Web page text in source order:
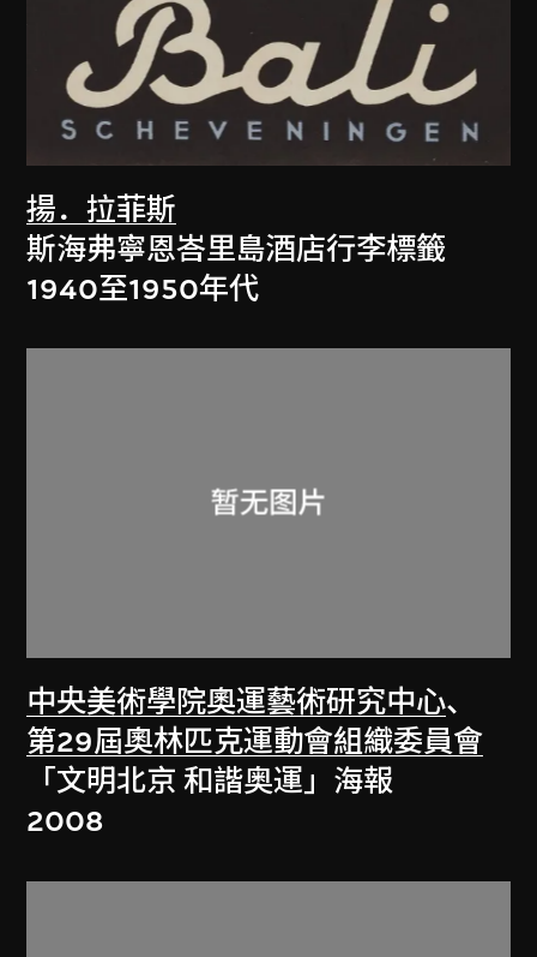
揚．拉菲斯
斯海弗寧恩峇里島酒店行李標籤
1940至1950年代
中央美術學院奧運藝術研究中心、
第29屆奧林匹克運動會組織委員會
「文明北京 和諧奥運」海報
2008